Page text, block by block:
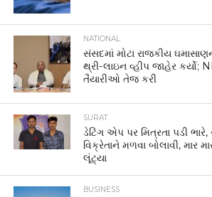
NATIONAL
સંસદમાં મોટા રાજકીય
થ્રી-લાઇન વ્હીપ જાહેર
તૈયારીઓ તેજ કરી
SURAT
ડેટિંગ એપ પર મિત્રતા પડી
વિક્રેતાને મળવા બોલાવી, માર
લૂંટ્યા
BUSINESS